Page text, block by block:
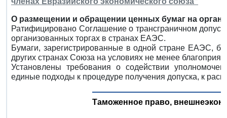
О размещении и обращении ценных бумаг на
Ратифицировано Соглашение о трансграничном
организованных торгах в странах ЕАЭС.
Бумаги, зарегистрированные в одной стране ЕАЭС,
других странах Союза на условиях не менее
Установлены требования о содействии
единые подходы к процедуре получения допуска, к
Таможенное право,